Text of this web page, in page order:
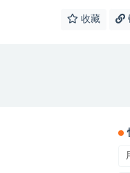
收藏